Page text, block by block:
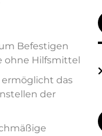
Befestigen
ohne Hilfsmittel
das
der